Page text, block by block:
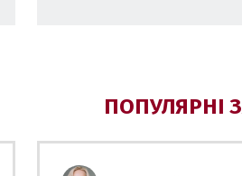
ПОПУЛЯРНІ